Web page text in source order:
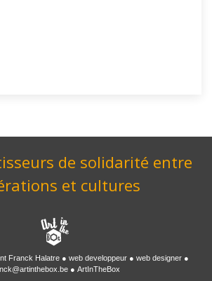
de solidarité entre
et cultures
Franck Halatre web developpeur
web designer
ArtInTheBox